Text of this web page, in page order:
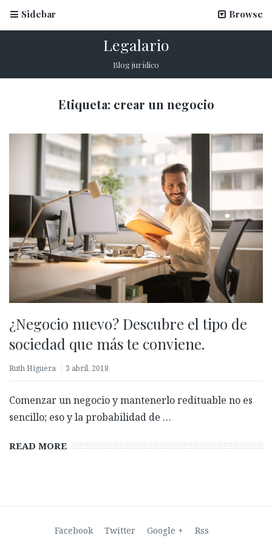
La firma electrónica en inscripciones escolares
12 marzo, 2026
Biometría con prueba de vida: ¿Qué es y por qué es
clave para validar identidades?
27 febrero, 2026
Sidebar Browse
Legalario
Blog jurídico
Etiqueta: crear un negocio
¿Negocio nuevo? Descubre el tipo de
sociedad que más te conviene.
Ruth Higuera 3 abril, 2018
Comenzar un negocio y mantenerlo redituable no es
sencillo; eso y la probabilidad de …
READ MORE
Facebook Twitter Google + Rss